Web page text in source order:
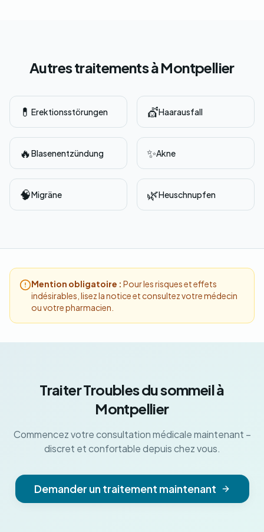
Autres traitements à Montpellier
💊 Erektionsstörungen 💇Haarausfall
🔥Blasenentzündung ✨Akne
🧠Migräne 🌿Heuschnupfen
Mention obligatoire : Pour les risques et effets
indésirables, lisez la notice et consultez votre médecin
ou votre pharmacien.
Traiter Troubles du sommeil à
Montpellier
Commencez votre consultation médicale maintenant –
discret et confortable depuis chez vous.
Demander un traitement maintenant